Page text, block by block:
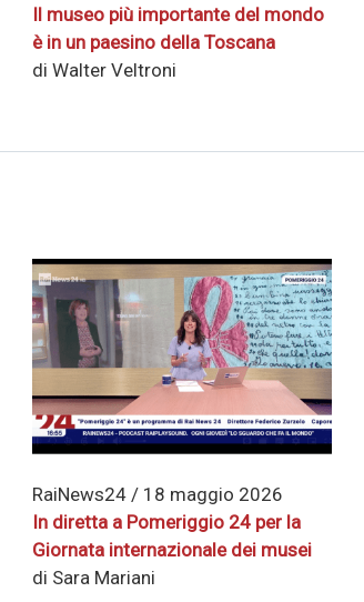
Il museo più importante del mondo
è in un paesino della Toscana
di Walter Veltroni
RaiNews24 / 18 maggio 2026
In diretta a Pomeriggio 24 per la
Giornata internazionale dei musei
di Sara Mariani